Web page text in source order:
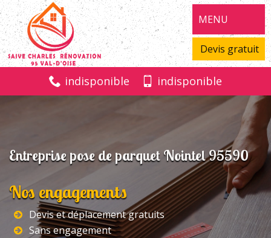
MENU
Devis gratuit
indisponible indisponible
Entreprise pose de parquet Nointel 95590
Nos engagements
Devis et déplacement gratuits
Sans engagement